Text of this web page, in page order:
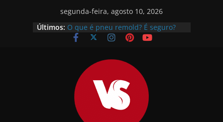
segunda-feira, agosto 10, 2026
Últimos: O que é pneu remold? É seguro?
Vale a pena?
descomplicado
JBL Wave Buds é bom? Uma review
completa
O som automotivo Pioneer é bom?
Review completa
Som para carros com bluetooth e
tela: como escolher?